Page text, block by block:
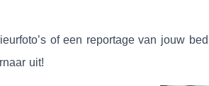
of een reportage van jouw
uit!